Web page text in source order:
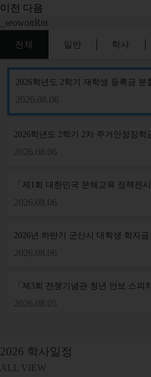
이전 다음
_seowonRnt
2026학년도 2학기 재학생 등록금 분
2026.08.06
2026학년도 2학기 2차 주거안정장
2026.08.06
「제1회 대한민국 문해교육 정책전
2026.08.06
2026년 하반기 군산시 대학생 학자
2026.08.06
「제3회 전쟁기념관 청년 안보 스피
2026.08.05
2026 학사일정
ALL VIEW